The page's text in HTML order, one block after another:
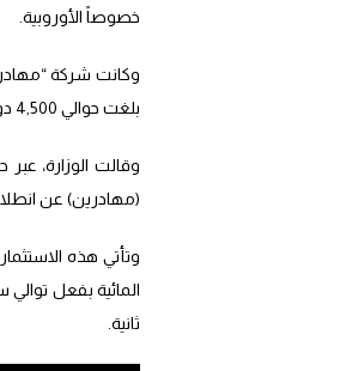
خصوصاً الأوروبية.
بلغت حوالي 4,500 دونم (450 هكتار)، بحسب وزارة الخارجية الإسرائيلية.
وقالت الوزارة،
(مهادرين) عن انطلاق
وتأتي هذه
المائية بفعل
ثانية.